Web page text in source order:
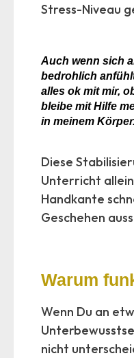
Stress-Niveau
Auch wenn sich
bedrohlich
alles ok mit mir,
bleibe mit Hilfe
in meinem Körper.
Diese
Unterricht
Handkante
Geschehen
Warum
Wenn Du an
nicht